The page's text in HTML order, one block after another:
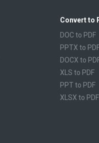
Convert to
DOC to PDF
PPTX to
DOCX to
XLS to PDF
PPT to PDF
XLSX to PDF